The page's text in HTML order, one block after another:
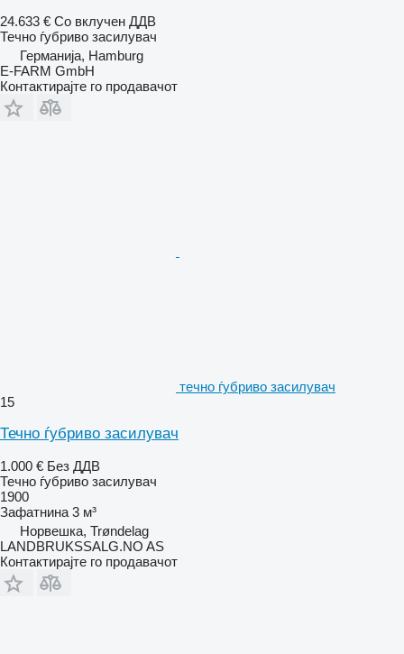
24.633 € Со вклучен ДДВ
Течно ѓубриво засилувач
Германија, Hamburg
E-FARM GmbH
Контактирајте го продавачот
течно ѓубриво засилувач
15
Течно ѓубриво засилувач
1.000 € Без ДДВ
Течно ѓубриво засилувач
1900
Зафатнина 3 м³
Норвешка, Trøndelag
LANDBRUKSSALG.NO AS
Контактирајте го продавачот